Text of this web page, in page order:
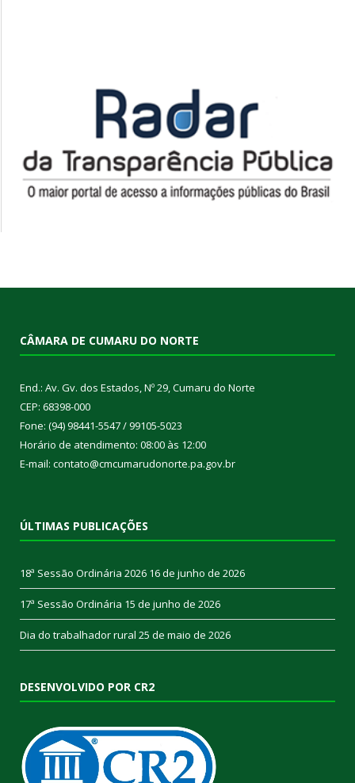
CÂMARA DE CUMARU DO NORTE
End.: Av. Gv. dos Estados, Nº 29, Cumaru do Norte
CEP: 68398-000
Fone: (94) 98441-5547 / 99105-5023
Horário de atendimento: 08:00 às 12:00
E-mail: contato@cmcumarudonorte.pa.gov.br
ÚLTIMAS PUBLICAÇÕES
18ª Sessão Ordinária 2026 16 de junho de 2026
17ª Sessão Ordinária 15 de junho de 2026
Dia do trabalhador rural 25 de maio de 2026
DESENVOLVIDO POR CR2